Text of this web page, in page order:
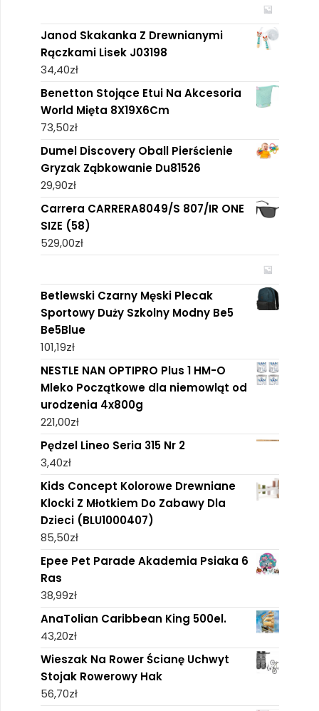
Janod Skakanka Z Drewnianymi
Rączkami Lisek J03198
34,40zł
Benetton Stojące Etui Na Akcesoria
World Mięta 8X19X6Cm
73,50zł
Dumel Discovery Oball Pierścienie
Gryzak Ząbkowanie Du81526
29,90zł
Carrera CARRERA8049/S 807/IR ONE
SIZE (58)
529,00zł
Betlewski Czarny Męski Plecak
Sportowy Duży Szkolny Modny Be5
Be5Blue
101,19zł
NESTLE NAN OPTIPRO Plus 1 HM-O
Mleko Początkowe dla niemowląt od
urodzenia 4x800g
221,00zł
Pędzel Lineo Seria 315 Nr 2
3,40zł
Kids Concept Kolorowe Drewniane
Klocki Z Młotkiem Do Zabawy Dla
Dzieci (BLU1000407)
85,50zł
Epee Pet Parade Akademia Psiaka 6
Ras
38,99zł
AnaTolian Caribbean King 500el.
43,20zł
Wieszak Na Rower Ścianę Uchwyt
Stojak Rowerowy Hak
56,70zł